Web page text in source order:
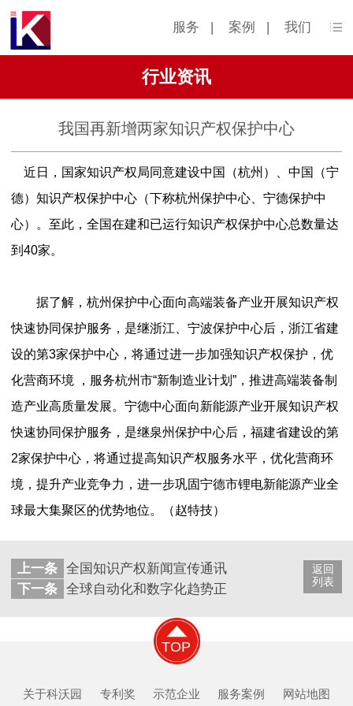
服务 | 案例 | 我们
行业资讯
我国再新增两家知识产权保护中心
近日，国家知识产权局同意建设中国（杭州）、中国（宁
德）知识产权保护中心（下称杭州保护中心、宁德保护中
心）。至此，全国在建和已运行知识产权保护中心总数量达
到40家。
据了解，杭州保护中心面向高端装备产业开展知识产权
快速协同保护服务，是继浙江、宁波保护中心后，浙江省建
设的第3家保护中心，将通过进一步加强知识产权保护，优
化营商环境 ，服务杭州市“新制造业计划”，推进高端装备制
造产业高质量发展。宁德中心面向新能源产业开展知识产权
快速协同保护服务，是继泉州保护中心后，福建省建设的第
2家保护中心，将通过提高知识产权服务水平，优化营商环
境，提升产业竞争力，进一步巩固宁德市锂电新能源产业全
球最大集聚区的优势地位。（赵特技）
返回
列表
上一条 全国知识产权新闻宣传通讯员业务培训班在承德
下一条 全球自动化和数字化趋势正加速发展
TOP
关于科沃园 专利奖 示范企业 服务案例 网站地图